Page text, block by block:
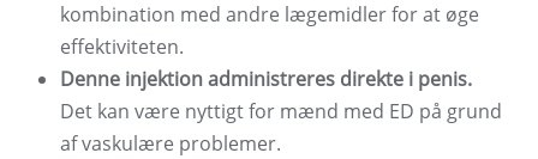
kombination med andre lægemidler for at øge
effektiviteten.
Denne injektion administreres direkte i penis.
Det kan være nyttigt for mænd med ED på grund
af vaskulære problemer.